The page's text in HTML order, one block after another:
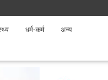
धर्म-कर्म अन्य